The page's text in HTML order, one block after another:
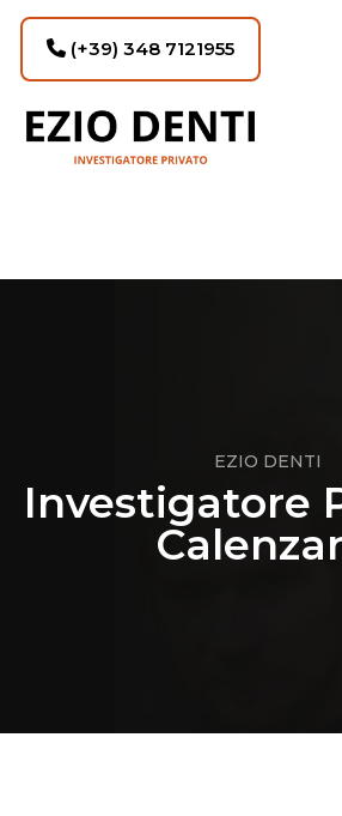
(+39) 348 7121955
EZIO DENTI
Investigatore